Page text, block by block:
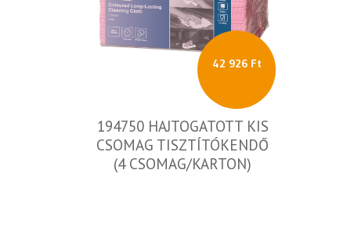
42 926 Ft
194750 HAJTOGATOTT KIS
CSOMAG TISZTÍTÓKENDŐ
(4 CSOMAG/KARTON)